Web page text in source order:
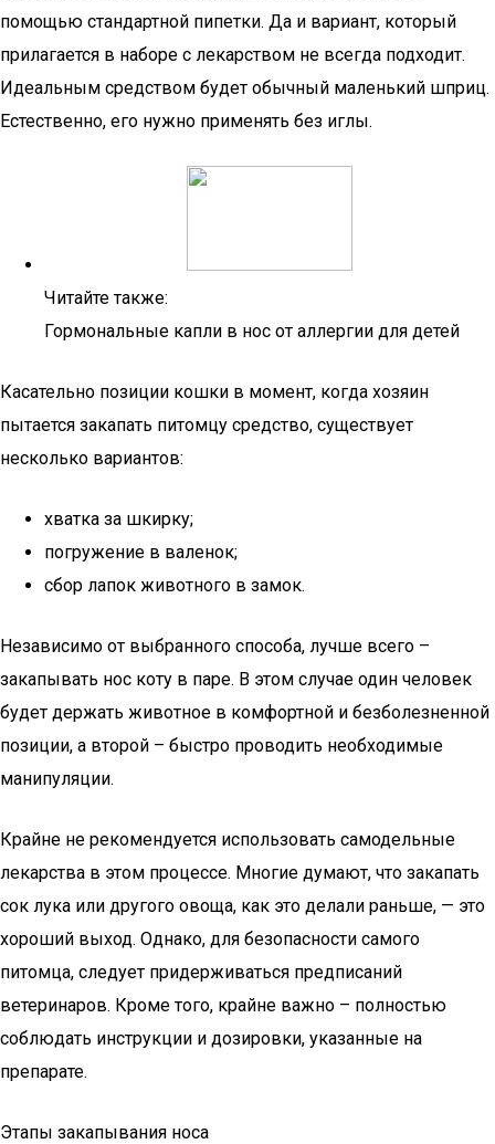
помощью стандартной пипетки. Да и вариант, который
прилагается в наборе с лекарством не всегда подходит.
Идеальным средством будет обычный маленький шприц.
Естественно, его нужно применять без иглы.
Читайте также:
Гормональные капли в нос от аллергии для детей
Касательно позиции кошки в момент, когда хозяин
пытается закапать питомцу средство, существует
несколько вариантов:
хватка за шкирку;
погружение в валенок;
сбор лапок животного в замок.
Независимо от выбранного способа, лучше всего –
закапывать нос коту в паре. В этом случае один человек
будет держать животное в комфортной и безболезненной
позиции, а второй – быстро проводить необходимые
манипуляции.
Крайне не рекомендуется использовать самодельные
лекарства в этом процессе. Многие думают, что закапать
сок лука или другого овоща, как это делали раньше, — это
хороший выход. Однако, для безопасности самого
питомца, следует придерживаться предписаний
ветеринаров. Кроме того, крайне важно – полностью
соблюдать инструкции и дозировки, указанные на
препарате.
Этапы закапывания носа